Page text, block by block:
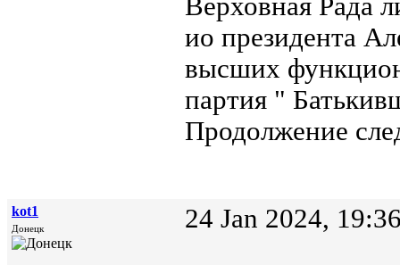
Верховная Рада
ио президента
высших
партия "
Продолжение
kot1
Донецк 24 Jan 2024,